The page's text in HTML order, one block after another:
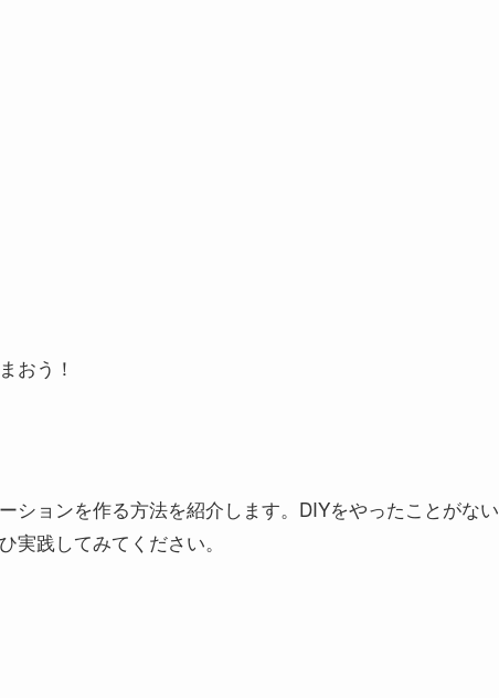
おう！
ションを作る方法を紹介します。DIYをやったことがない
実践してみてください。